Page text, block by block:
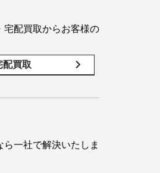
宅配買取からお客様の
配買取
一社で解決いたしま